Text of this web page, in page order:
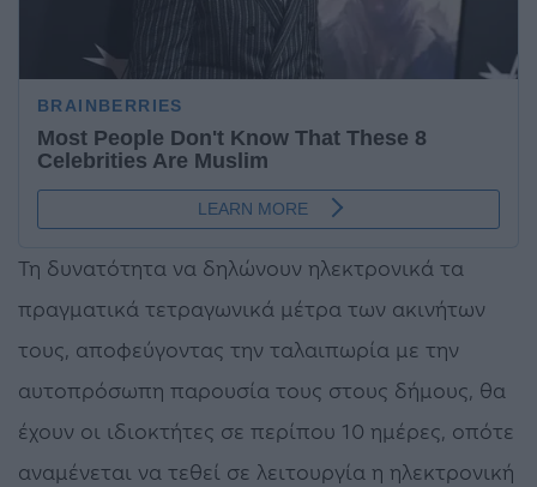
Τη δυνατότητα να δηλώνουν ηλεκτρονικά τα
πραγματικά τετραγωνικά μέτρα των ακινήτων
τους, αποφεύγοντας την ταλαιπωρία με την
αυτοπρόσωπη παρουσία τους στους δήμους, θα
έχουν οι ιδιοκτήτες σε περίπου 10 ημέρες, οπότε
αναμένεται να τεθεί σε λειτουργία η ηλεκτρονική